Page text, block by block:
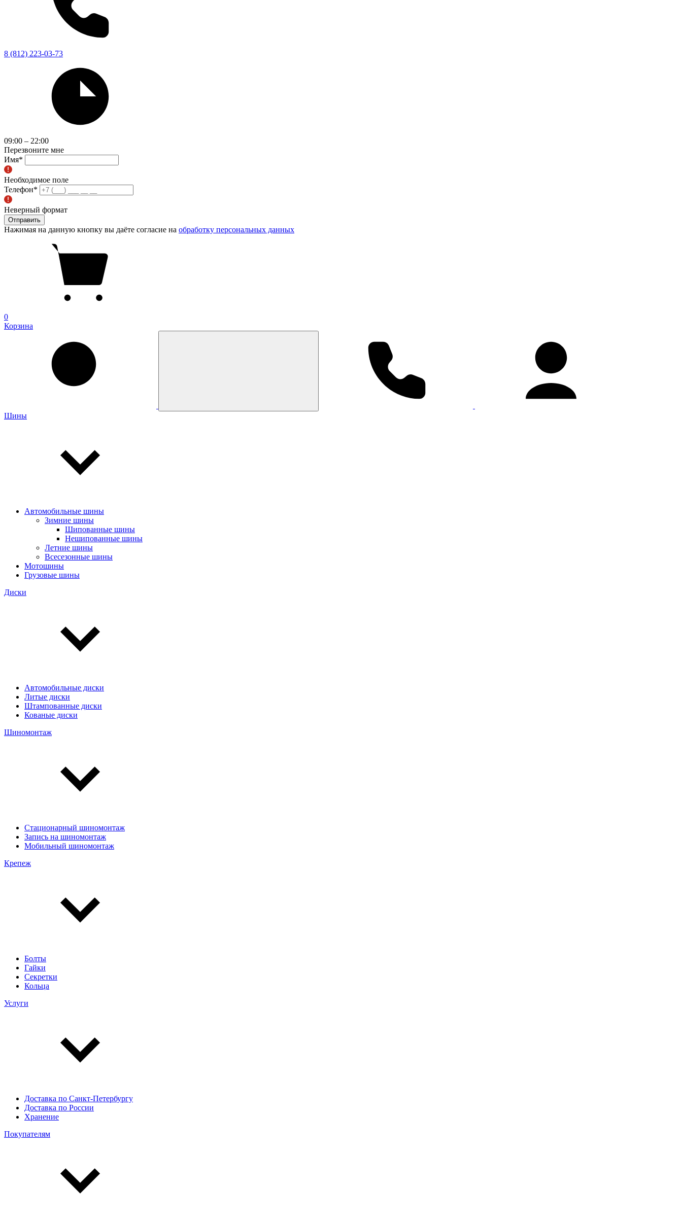
8 (812) 223-03-73
09:00 – 22:00
Перезвоните мне
Имя*
Необходимое поле
Телефон*
Неверный формат
Отправить
Нажимая на данную кнопку вы даёте согласие на обработку персональных данных
0
Корзина
Шины
Автомобильные шины
Зимние шины
Шипованные шины
Нешипованные шины
Летние шины
Всесезонные шины
Мотошины
Грузовые шины
Диски
Автомобильные диски
Литые диски
Штампованные диски
Кованые диски
Шиномонтаж
Стационарный шиномонтаж
Запись на шиномонтаж
Мобильный шиномонтаж
Крепеж
Болты
Гайки
Секретки
Кольца
Услуги
Доставка по Санкт-Петербургу
Доставка по России
Хранение
Покупателям